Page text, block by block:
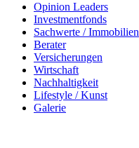
Opinion Leaders
Investmentfonds
Sachwerte / Immobilien
Berater
Versicherungen
Wirtschaft
Nachhaltigkeit
Lifestyle / Kunst
Galerie